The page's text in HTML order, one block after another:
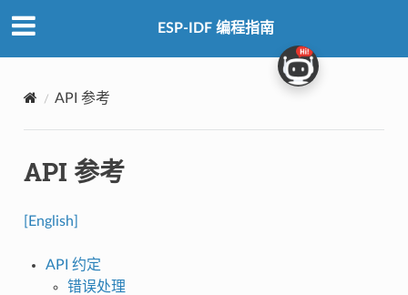
ESP-IDF 编程指南
API 参考
API 参考
[English]
API 约定
错误处理